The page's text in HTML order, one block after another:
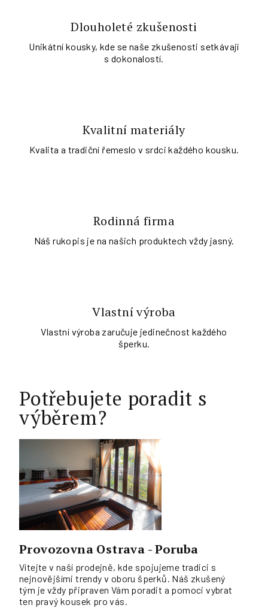
Dlouholeté zkušenosti
Unikátní kousky, kde se naše zkušenosti setkávají
s dokonalostí.
Kvalitní materiály
Kvalita a tradiční řemeslo v srdci každého kousku.
Rodinná firma
Náš rukopis je na našich produktech vždy jasný.
Vlastní výroba
Vlastní výroba zaručuje jedinečnost každého
šperku.
Potřebujete poradit s
výběrem?
Provozovna Ostrava - Poruba
Vítejte v naší prodejně, kde spojujeme tradici s
nejnovějšími trendy v oboru šperků. Náš zkušený
tým je vždy připraven Vám poradit a pomoci vybrat
ten pravý kousek pro vás.